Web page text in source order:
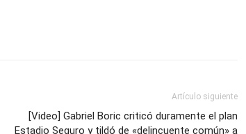
Artículo siguiente
[Video] Gabriel Boric criticó duramente el plan
Estadio Seguro y tildó de «delincuente común» a